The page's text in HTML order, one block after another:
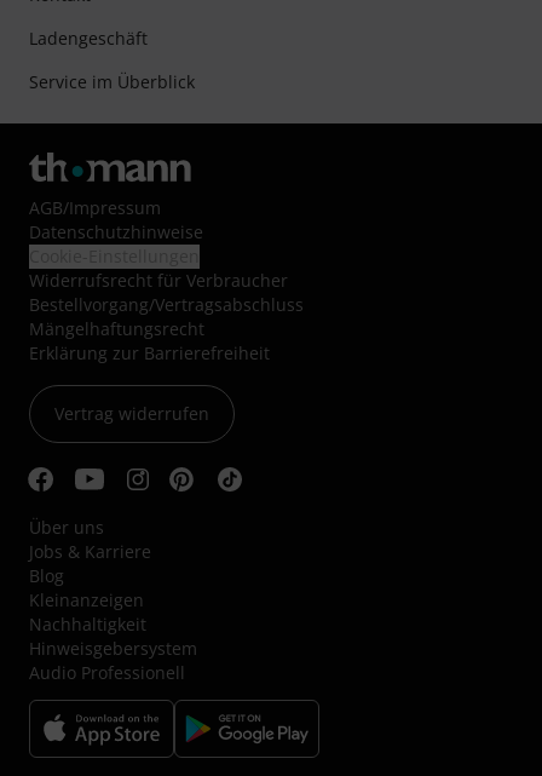
Ladengeschäft
Service im Überblick
AGB/Impressum
Datenschutzhinweise
Widerrufsrecht für Verbraucher
Bestellvorgang/Vertragsabschluss
Mängelhaftungsrecht
Erklärung zur Barrierefreiheit
Vertrag widerrufen
Über uns
Jobs & Karriere
Blog
Kleinanzeigen
Nachhaltigkeit
Hinweisgebersystem
Audio Professionell